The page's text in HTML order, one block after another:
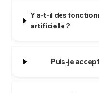
Y a-t-il des
artificielle ?
Puis-je